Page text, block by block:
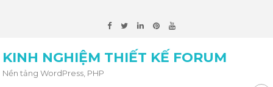
KINH NGHIỆM THIẾT KẾ FORUM
Nền tảng WordPress, PHP